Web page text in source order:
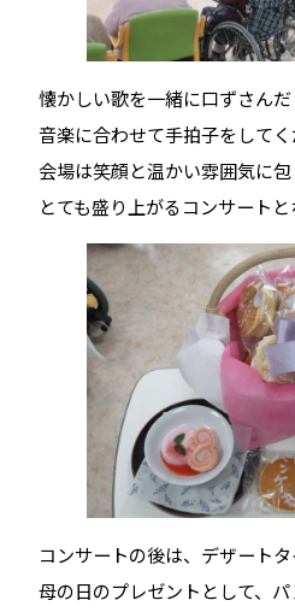
懐かしい歌を一緒に口ずさんだ
音楽に合わせて手拍子をしてく
会場は笑顔と温かい雰囲気に包
とても盛り上がるコンサート
コンサートの後は、デザートタ
母の日のプレゼントとして、